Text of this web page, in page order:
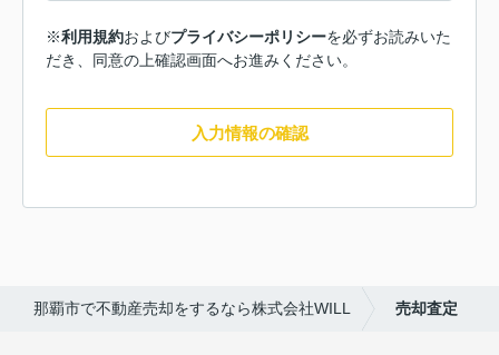
※利用規約およびプライバシーポリシーを必ずお読みいた
だき、同意の上確認画面へお進みください。
入力情報の確認
那覇市で不動産売却をするなら株式会社WILL 売却査定